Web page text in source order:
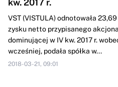
kw. 2017 r.
VST (VISTULA) odnotowała
zysku netto przypisanego
dominującej w IV kw. 2017 r.
wcześniej, podała spółka w...
2018-03-21, 09:01